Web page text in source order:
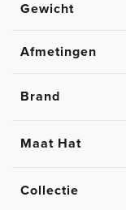
Gewicht
Afmetingen
Brand
Maat Hat
Collectie